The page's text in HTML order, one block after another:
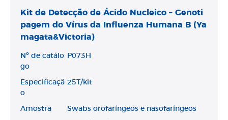
Kit de Detecção de Ácido Nucleico – Genoti
pagem do Vírus da Influenza Humana B (Ya
magata&Victoria)
Nº de catálo
go
P073H
Especificaçã
o
25T/kit
Amostra Swabs orofaríngeos e nasofaríngeos